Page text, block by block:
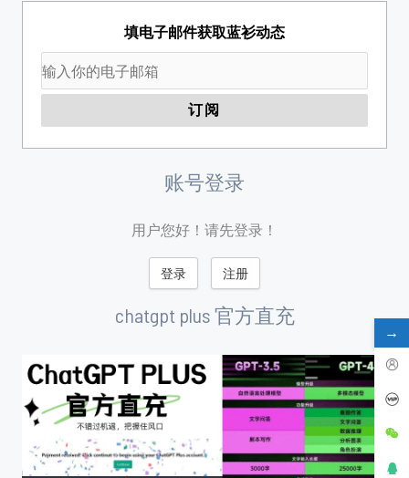
填电子邮件获取蓝衫动态
账号登录
用户您好！请先登录！
登录 注册
chatgpt plus 官方直充
→